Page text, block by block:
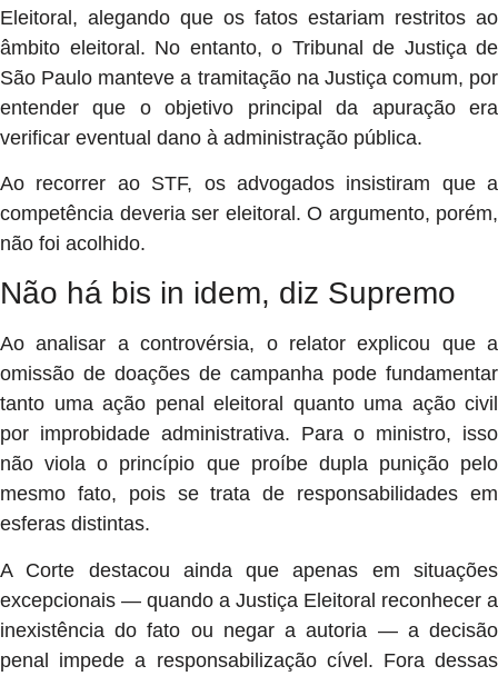
Eleitoral, alegando que os fatos estariam restritos ao
âmbito eleitoral. No entanto, o Tribunal de Justiça de
São Paulo manteve a tramitação na Justiça comum, por
entender que o objetivo principal da apuração era
verificar eventual dano à administração pública.
Ao recorrer ao STF, os advogados insistiram que a
competência deveria ser eleitoral. O argumento, porém,
não foi acolhido.
Não há bis in idem, diz Supremo
Ao analisar a controvérsia, o relator explicou que a
omissão de doações de campanha pode fundamentar
tanto uma ação penal eleitoral quanto uma ação civil
por improbidade administrativa. Para o ministro, isso
não viola o princípio que proíbe dupla punição pelo
mesmo fato, pois se trata de responsabilidades em
esferas distintas.
A Corte destacou ainda que apenas em situações
excepcionais — quando a Justiça Eleitoral reconhecer a
inexistência do fato ou negar a autoria — a decisão
penal impede a responsabilização cível. Fora dessas